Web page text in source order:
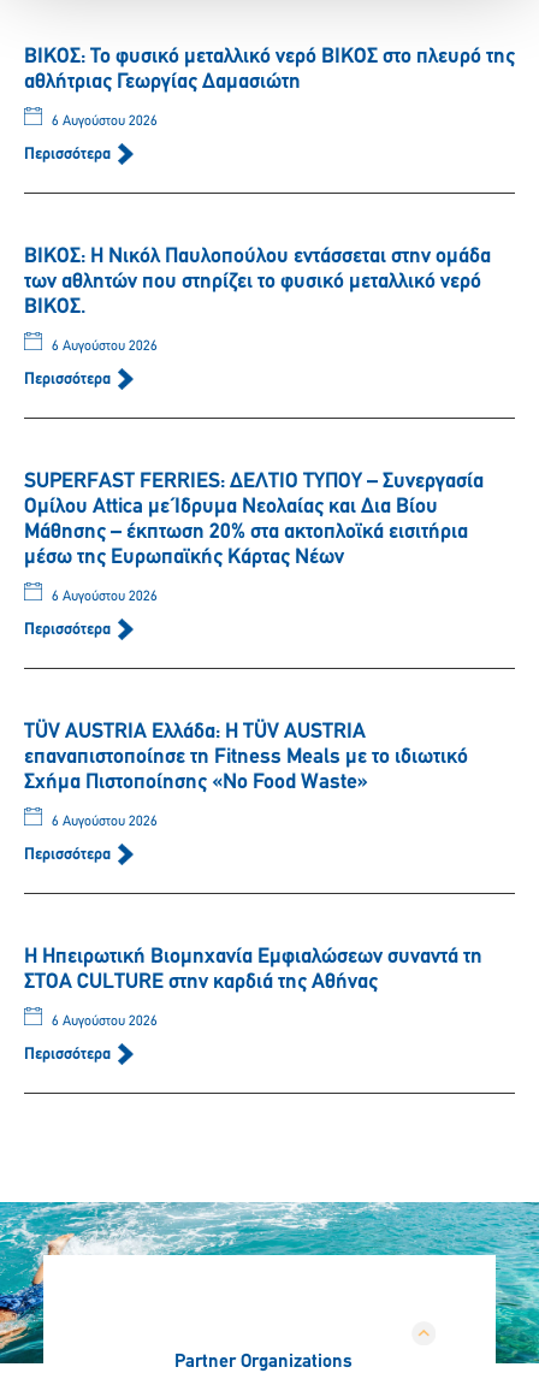
ΒΙΚΟΣ: Το φυσικό μεταλλικό νερό ΒΙΚΟΣ στο πλευρό της
αθλήτριας Γεωργίας Δαμασιώτη
6 Αυγούστου 2026
Περισσότερα
ΒΙΚΟΣ: Η Νικόλ Παυλοπούλου εντάσσεται στην ομάδα
των αθλητών που στηρίζει το φυσικό μεταλλικό νερό
ΒΙΚΟΣ.
6 Αυγούστου 2026
Περισσότερα
SUPERFAST FERRIES: ΔΕΛΤΙΟ ΤΥΠΟΥ – Συνεργασία
Ομίλου Attica με Ίδρυμα Νεολαίας και Δια Βίου
Μάθησης – έκπτωση 20% στα ακτοπλοϊκά εισιτήρια
μέσω της Ευρωπαϊκής Κάρτας Νέων
6 Αυγούστου 2026
Περισσότερα
TÜV AUSTRIA Ελλάδα: Η TÜV AUSTRIA
επαναπιστοποίησε τη Fitness Meals με το ιδιωτικό
Σχήμα Πιστοποίησης «No Food Waste»
6 Αυγούστου 2026
Περισσότερα
Η Ηπειρωτική Βιομηχανία Εμφιαλώσεων συναντά τη
ΣΤΟΑ CULTURE στην καρδιά της Αθήνας
6 Αυγούστου 2026
Περισσότερα
Partner Organizations